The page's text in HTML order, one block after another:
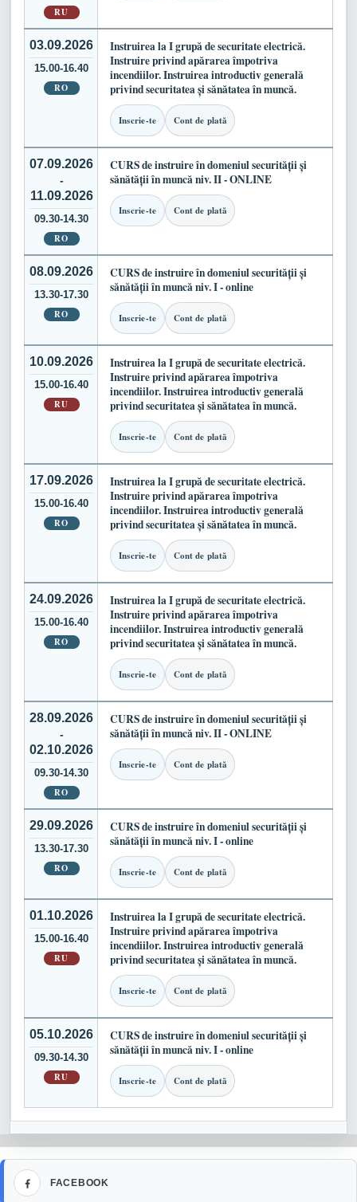
RU
03.09.2026
15.00-16.40
RO
Instruirea la I grupă de securitate electrică.
Instruire privind apărarea împotriva
incendiilor. Instruirea introductiv generală
privind securitatea și sănătatea în muncă.
Inscrie-te Cont de plată
07.09.2026
-
11.09.2026
09.30-14.30
RO
CURS de instruire în domeniul securității și
sănătății în muncă niv. II - ONLINE
Inscrie-te Cont de plată
08.09.2026
13.30-17.30
RO
CURS de instruire în domeniul securității și
sănătății în muncă niv. I - online
Inscrie-te Cont de plată
10.09.2026
15.00-16.40
RU
Instruirea la I grupă de securitate electrică.
Instruire privind apărarea împotriva
incendiilor. Instruirea introductiv generală
privind securitatea și sănătatea în muncă.
Inscrie-te Cont de plată
17.09.2026
15.00-16.40
RO
Instruirea la I grupă de securitate electrică.
Instruire privind apărarea împotriva
incendiilor. Instruirea introductiv generală
privind securitatea și sănătatea în muncă.
Inscrie-te Cont de plată
24.09.2026
15.00-16.40
RO
Instruirea la I grupă de securitate electrică.
Instruire privind apărarea împotriva
incendiilor. Instruirea introductiv generală
privind securitatea și sănătatea în muncă.
Inscrie-te Cont de plată
28.09.2026
-
02.10.2026
09.30-14.30
RO
CURS de instruire în domeniul securității și
sănătății în muncă niv. II - ONLINE
Inscrie-te Cont de plată
29.09.2026
13.30-17.30
RO
CURS de instruire în domeniul securității și
sănătății în muncă niv. I - online
Inscrie-te Cont de plată
01.10.2026
15.00-16.40
RU
Instruirea la I grupă de securitate electrică.
Instruire privind apărarea împotriva
incendiilor. Instruirea introductiv generală
privind securitatea și sănătatea în muncă.
Inscrie-te Cont de plată
05.10.2026
09.30-14.30
RU
CURS de instruire în domeniul securității și
sănătății în muncă niv. I - online
Inscrie-te Cont de plată
FACEBOOK
Facebook